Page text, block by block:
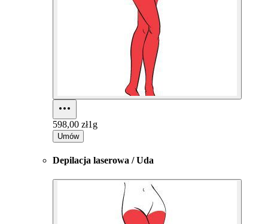
598,00 zł1g
Umów
Depilacja laserowa / Uda